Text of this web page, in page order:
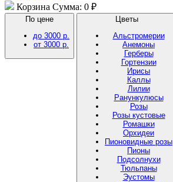
Корзина Сумма: 0 ₽
По цене
до 3000 р.
от 3000 р.
Цветы
Альстромерии
Анемоны
Герберы
Гортензии
Ирисы
Каллы
Лилии
Ранункулюсы
Розы
Розы кустовые
Ромашки
Орхидеи
Пионовидные розы
Пионы
Подсолнухи
Тюльпаны
Эустомы